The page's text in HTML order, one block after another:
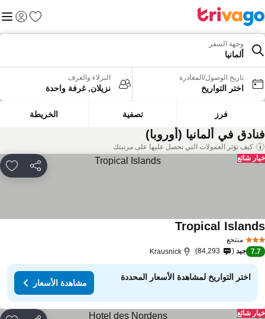
المفضلة
تسجيل
وجهة السفر
ألمانيا
تاريخ الوصول/المغادرة
اختر التواريخ
النزلاء والغرف
نزيلان, غرفة واحدة
فرز تصفية الخريطة
في ألمانيا (أوروبا)
كيف تؤثر العمولات التي نحصل عليها على مرتبتك
مشاركة
شائع
منتجع
Tropical
7.7 جيد 84,293
Krausnick
اختر التواريخ لمشاهدة الأسعار المحددة
مشاهدة الأسعار
شائع